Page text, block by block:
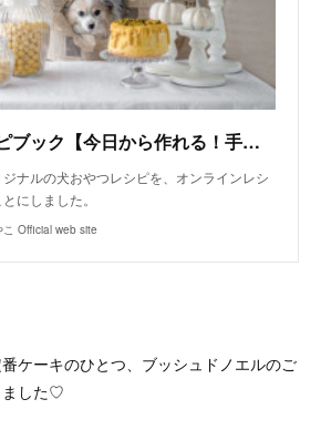
オンラインレシピブック【今日から作れる！手作り犬おやつレシピ】
ナルの犬おやつレシピを、オンラインレシ
にしました。
Official web site
ケーキのひとつ、ブッシュドノエルのご
ました♡